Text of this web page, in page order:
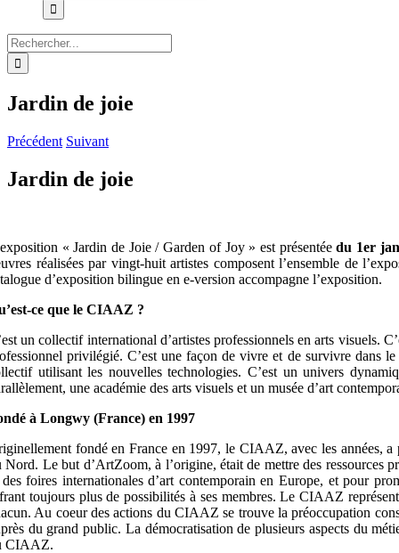
Rechercher:
Jardin de joie
Précédent Suivant
Jardin de joie
« Jardin de Joie / Garden of Joy » est présentéedu 1er
réalisées par vingt-huit artistes composent l’ensemble de
d’exposition bilingue en e-version accompagne l’exposition.
ce que le CIAAZ ?
un collectif international d’artistes professionnels en arts visuels.
privilégié. C’est une façon de vivre et de survivre dans
utilisant les nouvelles technologies. C’est un univers
une académie des arts visuels et un musée d’art
à Longwy (France) en 1997
fondé en France en 1997, le CIAAZ, avec les années,
Nord. Le but d’ArtZoom, à l’origine, était de mettre des ressources
foires internationales d’art contemporain en Europe, et pour
toujours plus de possibilités à ses membres. Le CIAAZ
Au coeur des actions du CIAAZ se trouve la préoccupation
du grand public. La démocratisation de plusieurs aspects du
CIAAZ.